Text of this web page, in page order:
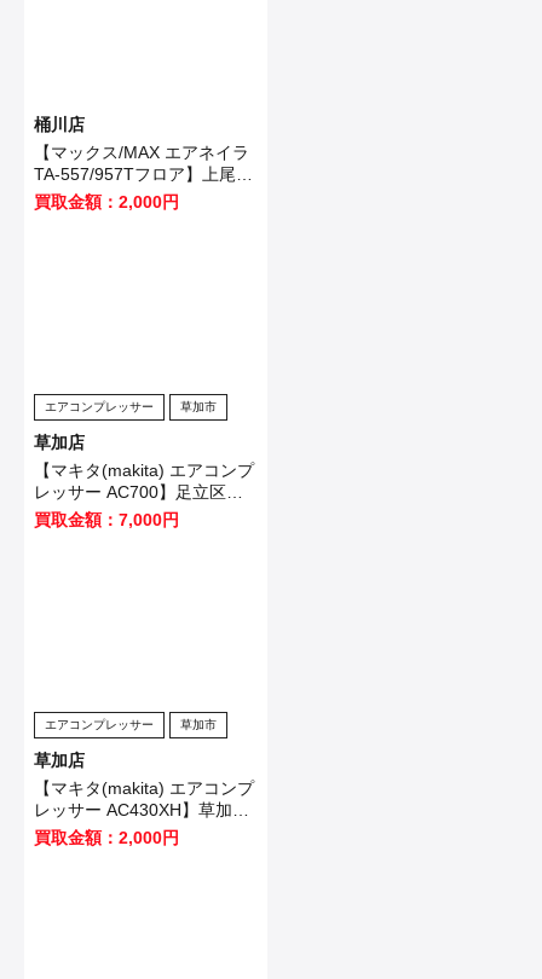
桶川店
【マックス/MAX エアネイラ
TA-557/957Tフロア】上尾市
のお客様から買取いたしまし
買取金額：2,000円
エアコンプレッサー 草加市
草加店
【マキタ(makita) エアコンプ
レッサー AC700】足立区の
お客様から買取させて頂きま
買取金額：7,000円
エアコンプレッサー 草加市
草加店
【マキタ(makita) エアコンプ
レッサー AC430XH】草加市
のお客様から買取させて頂き
ました！
買取金額：2,000円